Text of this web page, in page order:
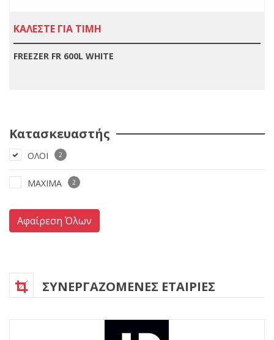
Κατασκευαστής
ΟΛΟΙ 2
MAXIMA 2
Αφαίρεση Όλων
ΚΑΛΕΣΤΕ ΓΙΑ ΤΙΜΗ
FREEZER FR 600L WHITE
ΣΥΝΕΡΓΑΖΟΜΕΝΕΣ ΕΤΑΙΡΙΕΣ